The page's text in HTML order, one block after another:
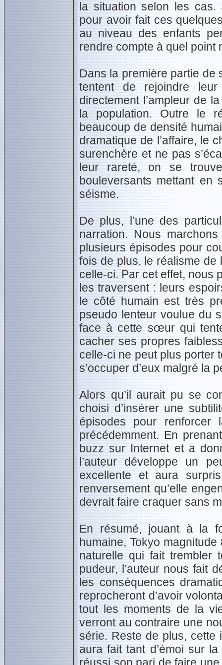
la situation selon les cas.
pour avoir fait ces
au niveau des enfants
rendre compte à quel point
Dans la première partie
tentent de rejoindre leur
directement l’ampleur de
la population. Outre le
beaucoup de densité
dramatique de l’affaire, le
surenchère et ne pas
leur rareté, on se
bouleversants mettant en
séisme.
De plus, l’une des
narration. Nous
plusieurs épisodes pour
fois de plus, le réalisme de
celle-ci. Par cet effet, nous
les traversent : leurs
le côté humain est très
pseudo lenteur voulue du
face à cette sœur qui
cacher ses propres
celle-ci ne peut plus porter
s’occuper d’eux malgré la
Alors qu’il aurait pu se
choisi d’insérer une
épisodes pour
précédemment. En
buzz sur Internet et a
l’auteur développe un
excellente et aura
renversement qu’elle
devrait faire craquer sans
En résumé, jouant à la
humaine, Tokyo
naturelle qui fait trembler
pudeur, l’auteur nous fait
les conséquences
reprocheront d’avoir
tout les moments de la
verront au contraire une
série. Reste de plus, cette
aura fait tant d’émoi sur